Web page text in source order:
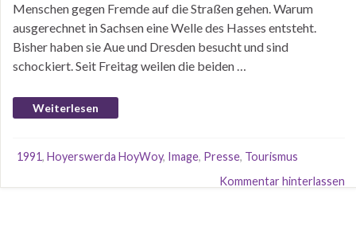
Menschen gegen Fremde auf die Straßen gehen. Warum
ausgerechnet in Sachsen eine Welle des Hasses entsteht.
Bisher haben sie Aue und Dresden besucht und sind
schockiert. Seit Freitag weilen die beiden …
Weiterlesen
1991, Hoyerswerda HoyWoy, Image, Presse, Tourismus
Kommentar hinterlassen